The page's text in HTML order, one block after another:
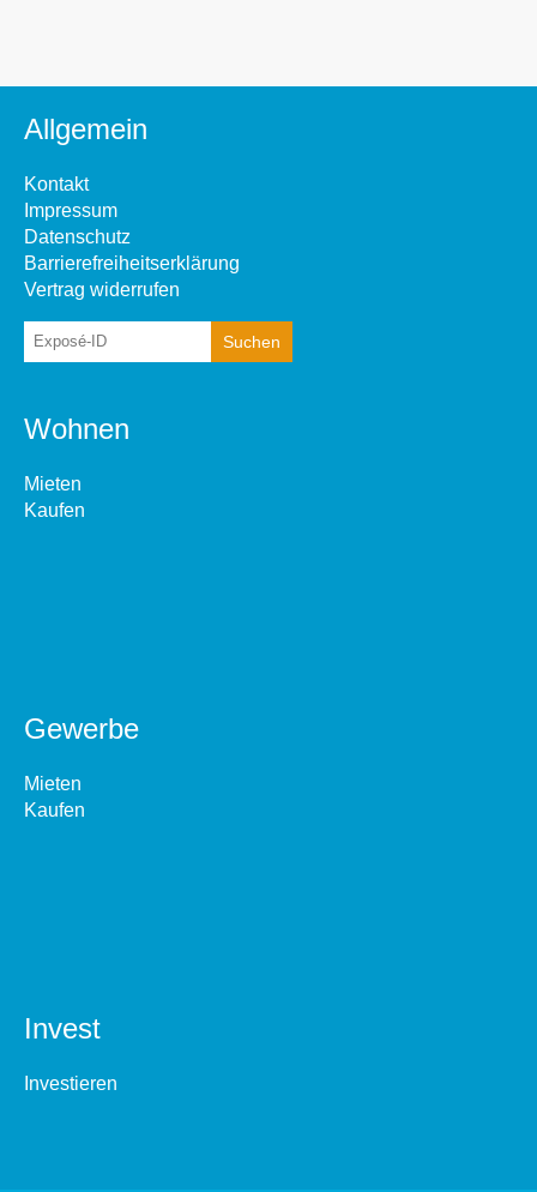
Allgemein
Kontakt
Impressum
Datenschutz
Barrierefreiheitserklärung
Vertrag widerrufen
Wohnen
Mieten
Kaufen
Gewerbe
Mieten
Kaufen
Invest
Investieren